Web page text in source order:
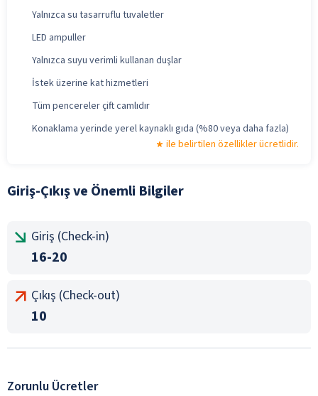
Yalnızca su tasarruflu tuvaletler
LED ampuller
Yalnızca suyu verimli kullanan duşlar
İstek üzerine kat hizmetleri
Tüm pencereler çift camlıdır
Konaklama yerinde yerel kaynaklı gıda (%80 veya daha fazla)
ile belirtilen özellikler ücretlidir.
Giriş-Çıkış ve Önemli Bilgiler
Giriş (Check-in)
16-20
Çıkış (Check-out)
10
Zorunlu Ücretler